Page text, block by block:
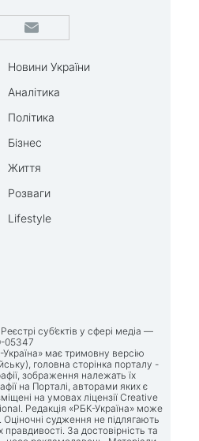
Новини України
Аналітика
Політика
Бізнес
Життя
Розваги
Lifestyle
суб’єктів у сфері медіа —
05347
має тримовну версію
головна сторінка порталу -
зображення належать їх
на Порталі, авторами яких є
на умовах ліцензії Creative
Редакція «РБК-Україна» може
Оціночні судження не підлягають
За достовірність та